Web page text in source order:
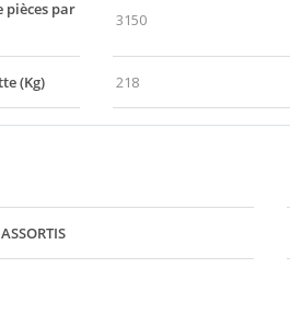
pièces par
3150
(Kg) 218